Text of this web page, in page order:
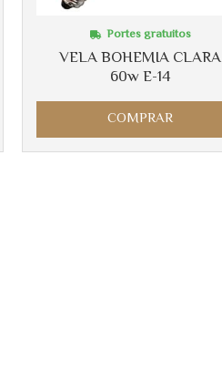
VELA BOHEMIA CLARA
60w E-14
Portes gratuitos
COMPRAR